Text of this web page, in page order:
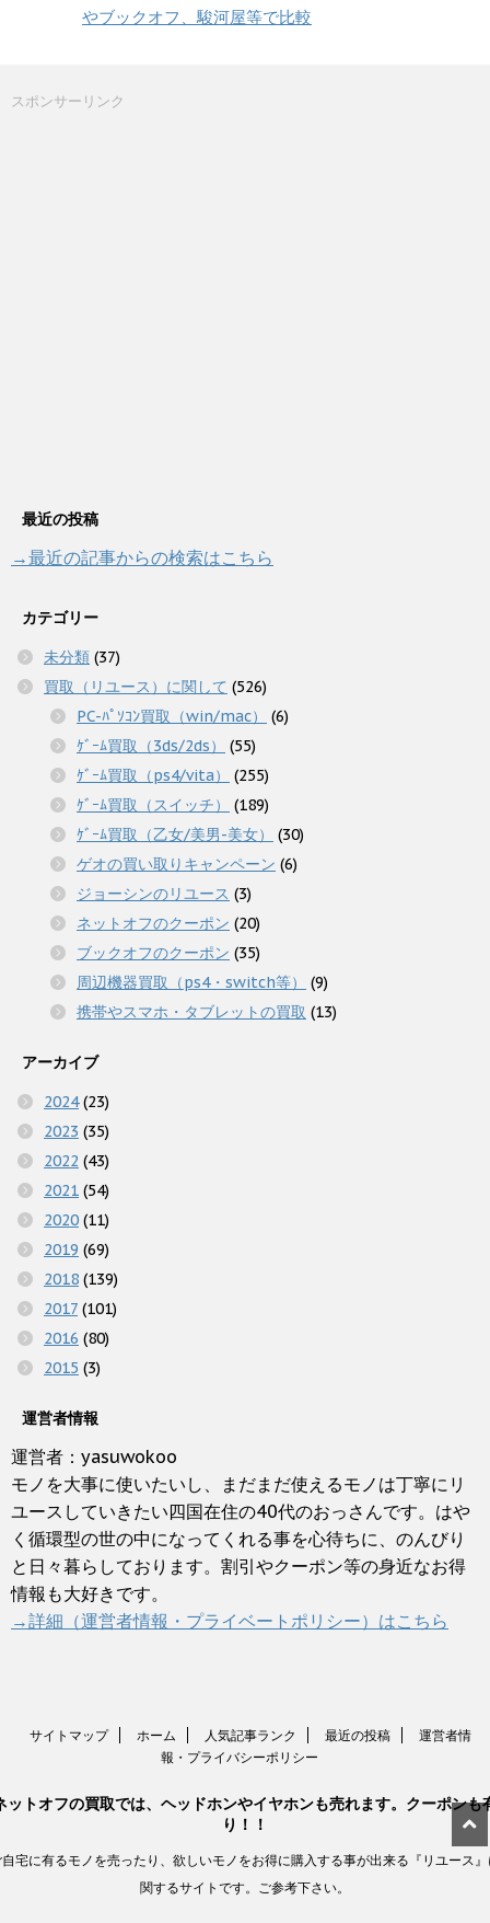
やブックオフ、駿河屋等で比較
スポンサーリンク
最近の投稿
→最近の記事からの検索はこちら
カテゴリー
未分類 (37)
買取（リユース）に関して (526)
PC-ﾊﾟｿｺﾝ買取（win/mac）
(6)
ｹﾞｰﾑ買取（3ds/2ds）
(55)
ｹﾞｰﾑ買取（ps4/vita）
(255)
ｹﾞｰﾑ買取（スイッチ）
(189)
ｹﾞｰﾑ買取（乙女/美男-美女）
(30)
ゲオの買い取りキャンペーン (6)
ジョーシンのリユース (3)
ネットオフのクーポン (20)
ブックオフのクーポン (35)
周辺機器買取（ps4・switch等）
(9)
携帯やスマホ・タブレットの買取 (13)
アーカイブ
2024(23)
2023 (35)
2022 (43)
2021 (54)
2020 (11)
2019 (69)
2018 (139)
2017 (101)
2016 (80)
2015 (3)
運営者情報
運営者：yasuwokoo
モノを大事に使いたいし、まだまだ使えるモノは丁寧にリ
ユースしていきたい四国在住の40代のおっさんです。はや
く循環型の世の中になってくれる事を心待ちに、のんびり
と日々暮らしております。割引やクーポン等の身近なお得
情報も大好きです。
→詳細（運営者情報・プライベートポリシー）はこちら
サイトマップ ホーム 人気記事ランク 最近の投稿
運営者情
報・プライバシーポリシー
ットオフの買取では、ヘッドホンやイヤホンも売れます。クーポンも
り！！
宅に有るモノを売ったり、欲しいモノをお得に購入する事が出来る『リユース
関するサイトです。ご参考下さい。